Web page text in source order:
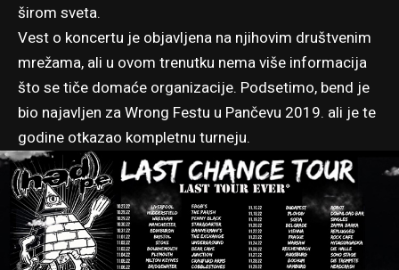
širom sveta.
Vest o koncertu je objavljena na njihovim društvenim
mrežama, ali u ovom trenutku nema više informacija
što se tiče domaće organizacije. Podsetimo, bend je
bio najavljen za Wrong Festu u Pančevu 2019. ali je te
godine otkazao kompletnu turneju.